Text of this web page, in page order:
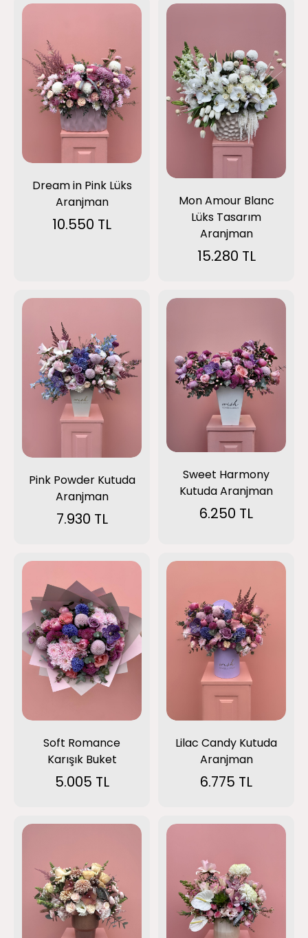
Dream in Pink Lüks
Aranjman
10.550 TL
Mon Amour Blanc
Lüks Tasarım
Aranjman
15.280 TL
Pink Powder Kutuda
Aranjman
7.930 TL
Sweet Harmony
Kutuda Aranjman
6.250 TL
Soft Romance
Karışık Buket
5.005 TL
Lilac Candy Kutuda
Aranjman
6.775 TL